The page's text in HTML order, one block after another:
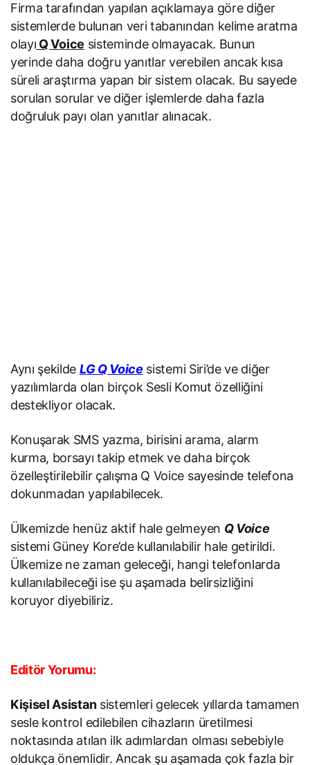
Firma tarafından yapılan açıklamaya göre diğer
sistemlerde bulunan veri tabanından kelime aratma
olayı Q Voice sisteminde olmayacak. Bunun
yerinde daha doğru yanıtlar verebilen ancak kısa
süreli araştırma yapan bir sistem olacak. Bu sayede
sorulan sorular ve diğer işlemlerde daha fazla
doğruluk payı olan yanıtlar alınacak.
Aynı şekilde LG Q Voice sistemi Siri’de ve diğer
yazılımlarda olan birçok Sesli Komut özelliğini
destekliyor olacak.
Konuşarak SMS yazma, birisini arama, alarm
kurma, borsayı takip etmek ve daha birçok
özelleştirilebilir çalışma Q Voice sayesinde telefona
dokunmadan yapılabilecek.
Ülkemizde henüz aktif hale gelmeyen Q Voice
sistemi Güney Kore’de kullanılabilir hale getirildi.
Ülkemize ne zaman geleceği, hangi telefonlarda
kullanılabileceği ise şu aşamada belirsizliğini
koruyor diyebiliriz.
Editör Yorumu:
Kişisel Asistansistemleri gelecek yıllarda tamamen
sesle kontrol edilebilen cihazların üretilmesi
noktasında atılan ilk adımlardan olması sebebiyle
oldukça önemlidir. Ancak şu aşamada çok fazla bir